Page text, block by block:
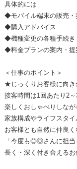
具体的には
◆モバイル端末の販売・
◆購入アドバイス
◆機種変更の各種手続き
◆料金プランの案内・
＜仕事のポイント＞
★じっくりお客様に向き
接客時間は1回あたり2～
楽しくおしゃべりしなが
家族構成やライフスタイ
お客様とも自然に仲良
「今度も◎◎さんに担当
長く・深く付き合えるお